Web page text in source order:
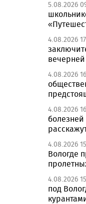
5.08.2026
4.08.2026
4.08.2026
4.08.2026
болезней
4.08.2026
Вологде
4.08.2026
под